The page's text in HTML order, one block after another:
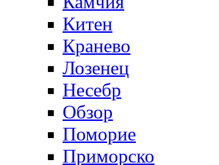
Китен
Кранево
Лозeнец
Несебр
Обзор
Поморие
Приморско